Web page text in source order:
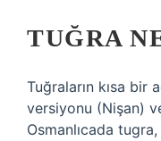
TUĞRA
Tuğraların kısa bir
versiyonu (Nişan)
Osmanlıcada